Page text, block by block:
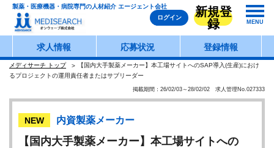
製薬・医療機器・病院専門の人材紹介 エージェント会社
ログイン
新規登
録
MENU
求人情報 応募状況 登録情報
メディサーチ トップ
【国内大手製薬メーカー】本工場サイトへのSAP導入(生産)におけ
るプロジェクトの運用責任者またはサブリーダー
掲載期間：26/02/03～28/02/02 求人管理No.027333
NEW 内資製薬メーカー
【国内大手製薬メーカー】本工場サイトへの